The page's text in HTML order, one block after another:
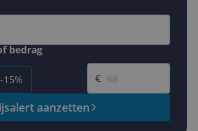
bedrag
-15%
Gewenste prijs
€
aanzetten